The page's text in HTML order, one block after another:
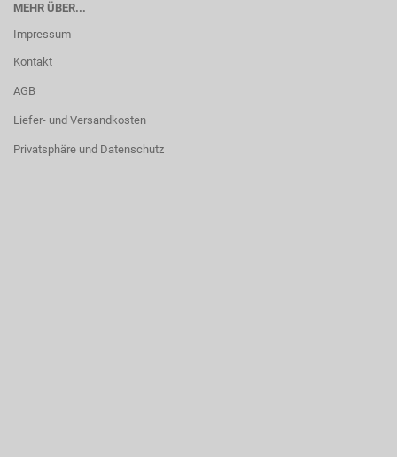
MEHR ÜBER...
Impressum
Kontakt
AGB
Liefer- und Versandkosten
Privatsphäre und Datenschutz